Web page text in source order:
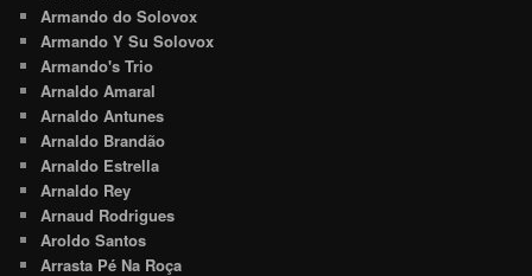
Armando do Solovox
Armando Y Su Solovox
Armando's Trio
Arnaldo Amaral
Arnaldo Antunes
Arnaldo Brandão
Arnaldo Estrella
Arnaldo Rey
Arnaud Rodrigues
Aroldo Santos
Arrasta Pé Na Roça